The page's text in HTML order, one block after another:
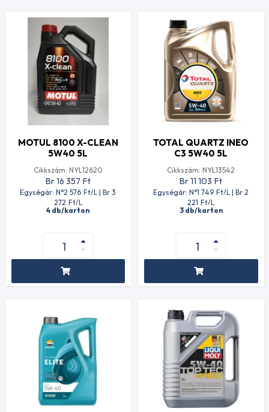
MOTUL 8100 X-CLEAN
5W40 5L
Cikkszám: NYL12620
Br 16 357 Ft
Egységár: N°2 576 Ft/L | Br 3
272 Ft/L
4 db/karton
TOTAL QUARTZ INEO
C3 5W40 5L
Cikkszám: NYL13542
Br 11 103 Ft
Egységár: N°1 749 Ft/L | Br 2
221 Ft/L
3 db/karton